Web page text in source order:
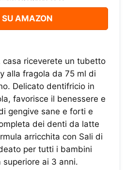
SU AMAZON
casa riceverete un tubetto
alla fragola da 75 ml di
Delicato dentifricio in
favorisce il benessere e
gengive sane e forti e
dei denti da latte
arricchita con Sali di
per tutti i bambini
ai 3 anni.